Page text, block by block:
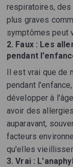
respiratoires,
plus graves
symptômes peut
2. Faux : Les
pendant
Il est vrai que
pendant
développer à
avoir des
auparavant,
facteurs
qu'elles
3.Vrai :